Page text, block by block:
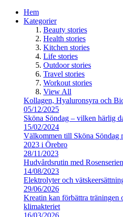
Hem
Kategorier
Beauty stories
Health stories
Kitchen stories
Life stories
Outdoor stories
Travel stories
Workout stories
View All
Kollagen, Hyaluronsyra och
05/12/2025
Sköna Söndag – vilken härlig
15/02/2024
Välkommen till Sköna Söndag
2023 i Örebro
28/11/2023
Hudvårdsrutin med
14/08/2023
Elektrolyter och
29/06/2026
Kreatin kan förbättra träningen
klimakteriet
16/03/2026